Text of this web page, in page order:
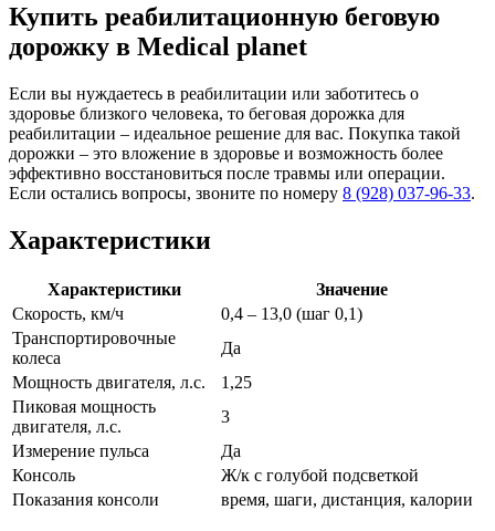
Купить реабилитационную беговую
дорожку в Medical planet
Если вы нуждаетесь в реабилитации или заботитесь о
здоровье близкого человека, то беговая дорожка для
реабилитации – идеальное решение для вас. Покупка такой
дорожки – это вложение в здоровье и возможность более
эффективно восстановиться после травмы или операции.
Если остались вопросы, звоните по номеру 8 (928) 037-96-33.
Характеристики
Характеристики
Значение
Скорость, км/ч
0,4 – 13,0 (шаг 0,1)
Транспортировочные
колеса
Да
Мощность двигателя, л.с.
1,25
Пиковая мощность
двигателя, л.с.
3
Измерение пульса
Да
Консоль
Ж/к с голубой подсветкой
Показания консоли
время, шаги, дистанция, калории